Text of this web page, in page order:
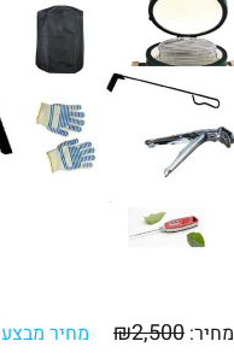
מחיר: ₪2,500 מחיר מבצע